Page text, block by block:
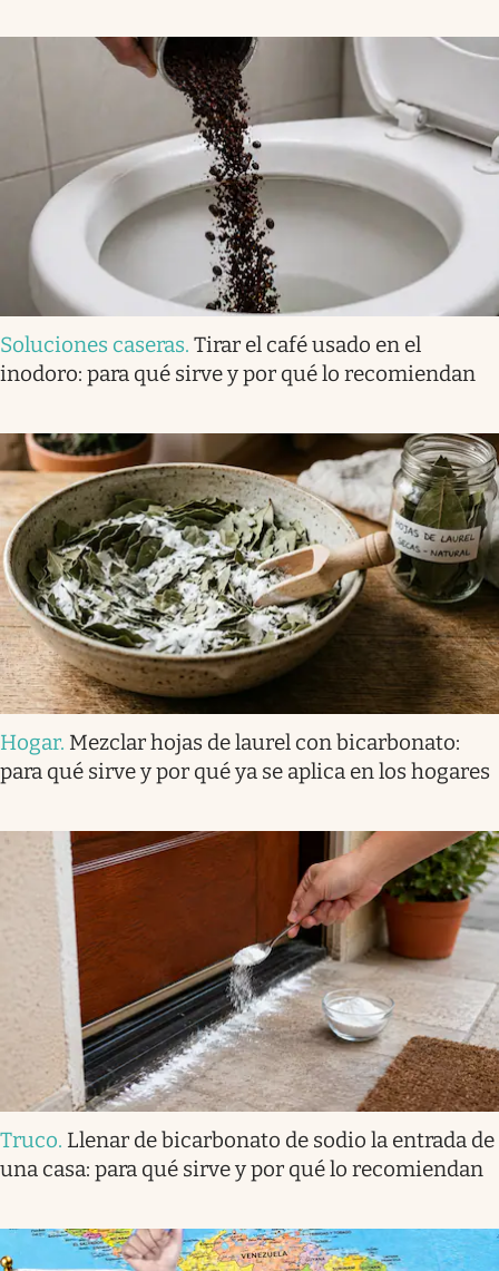
Soluciones caseras. Tirar el café usado en el
inodoro: para qué sirve y por qué lo recomiendan
Hogar. Mezclar hojas de laurel con bicarbonato:
para qué sirve y por qué ya se aplica en los hogares
Truco. Llenar de bicarbonato de sodio la entrada de
una casa: para qué sirve y por qué lo recomiendan